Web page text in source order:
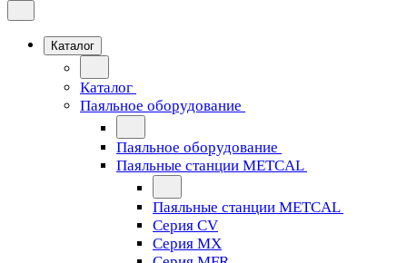
Каталог
Каталог
Паяльное оборудование
Паяльное оборудование
Паяльные станции METCAL
Паяльные станции METCAL
Серия CV
Серия MX